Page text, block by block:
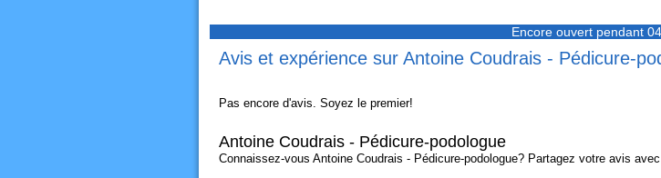
Encore ouvert pendant
Avis et expérience sur Antoine Coudrais - Pédicure-
Pas encore d'avis. Soyez le premier!
Antoine Coudrais - Pédicure-podologue
Connaissez-vous Antoine Coudrais - Pédicure-podologue? Partagez votre avis